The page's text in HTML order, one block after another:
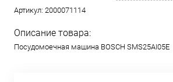
Артикул: 2000071114
Описание товара:
Посудомоечная машина BOSCH SMS25AI05E